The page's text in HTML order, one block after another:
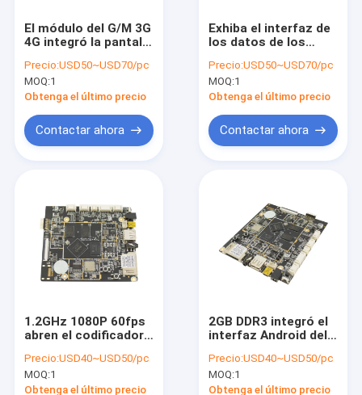
El módulo del G/M 3G
4G integró la pantalla
tablero WCDMA EVDO
CDMA I2C del BRAZO
Precio:USD50~USD70/pc
MOQ:1
Obtenga el último precio
Contactar ahora
Exhiba el interfaz de
los datos de los
posición de la
automatización
casera del tablero
Source del interfaz
Precio:USD50~USD70/pc
MOQ:1
Obtenga el último precio
Contactar ahora
1.2GHz 1080P 60fps
abren el codificador
1G/2G del tablero
MIPI-DSI CVBS del
BRAZO
Precio:USD40~USD50/pc
MOQ:1
Obtenga el último precio
2GB DDR3 integró el
interfaz Android del
PoE DVP del BRAZO
6,0 varios idiomas
Precio:USD40~USD50/pc
MOQ:1
Obtenga el último precio